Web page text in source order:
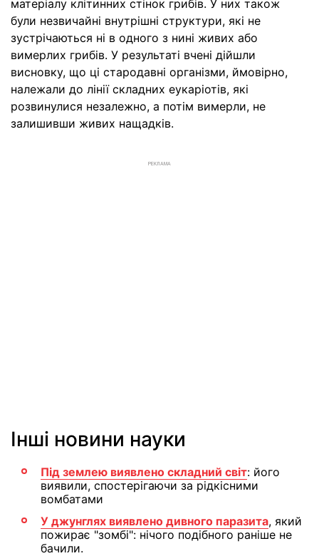
матеріалу клітинних стінок грибів. У них також
були незвичайні внутрішні структури, які не
зустрічаються ні в одного з нині живих або
вимерлих грибів. У результаті вчені дійшли
висновку, що ці стародавні організми, ймовірно,
належали до лінії складних еукаріотів, які
розвинулися незалежно, а потім вимерли, не
залишивши живих нащадків.
РЕКЛАМА
Інші новини науки
Під землею виявлено складний світ: його
виявили, спостерігаючи за рідкісними
вомбатами
У джунглях виявлено дивного паразита, який
пожирає "зомбі": нічого подібного раніше не
бачили.